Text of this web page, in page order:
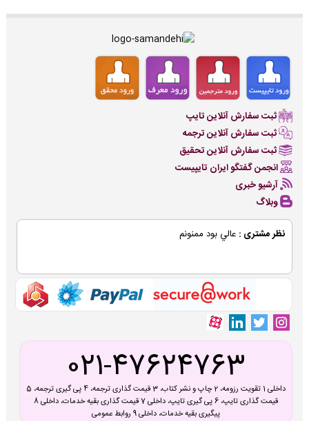
ثبت سفارش آنلاین تایپ
ثبت سفارش آنلاین ترجمه
ثبت سفارش آنلاین تحقیق
انجمن گفتگو ایران تایپیست
آرشیو خبری
وبلاگ
نظر مشتری : عالي بود ممنونم
021-47624763
داخلی 1 تقویت رزومه، 2 چاپ و نشر کتاب، 3 قیمت گذاری ترجمه، 4 پی گیری ترجمه، 5
قیمت گذاری تایپ، 6 پی گیری تایپ، داخلی 7 قیمت گذاری بقیه خدمات، داخلی 8
پیگیری بقیه خدمات، داخلی 9 روابط عمومی